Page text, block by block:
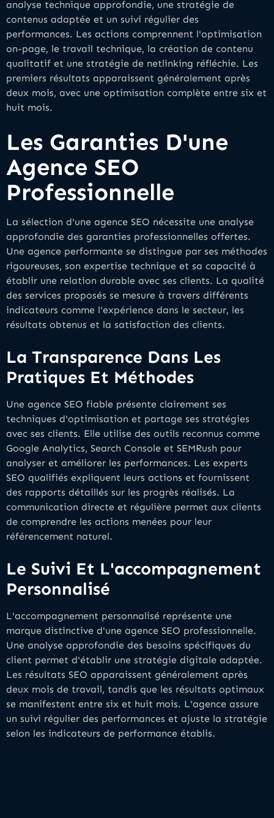
analyse technique approfondie, une stratégie de
contenus adaptée et un suivi régulier des
performances. Les actions comprennent l'optimisation
on-page, le travail technique, la création de contenu
qualitatif et une stratégie de netlinking réfléchie. Les
premiers résultats apparaissent généralement après
deux mois, avec une optimisation complète entre six et
huit mois.
Les Garanties D'une
Agence SEO
Professionnelle
La sélection d'une agence SEO nécessite une analyse
approfondie des garanties professionnelles offertes.
Une agence performante se distingue par ses méthodes
rigoureuses, son expertise technique et sa capacité à
établir une relation durable avec ses clients. La qualité
des services proposés se mesure à travers différents
indicateurs comme l'expérience dans le secteur, les
résultats obtenus et la satisfaction des clients.
La Transparence Dans Les
Pratiques Et Méthodes
Une agence SEO fiable présente clairement ses
techniques d'optimisation et partage ses stratégies
avec ses clients. Elle utilise des outils reconnus comme
Google Analytics, Search Console et SEMRush pour
analyser et améliorer les performances. Les experts
SEO qualifiés expliquent leurs actions et fournissent
des rapports détaillés sur les progrès réalisés. La
communication directe et régulière permet aux clients
de comprendre les actions menées pour leur
référencement naturel.
Le Suivi Et L'accompagnement
Personnalisé
L'accompagnement personnalisé représente une
marque distinctive d'une agence SEO professionnelle.
Une analyse approfondie des besoins spécifiques du
client permet d'établir une stratégie digitale adaptée.
Les résultats SEO apparaissent généralement après
deux mois de travail, tandis que les résultats optimaux
se manifestent entre six et huit mois. L'agence assure
un suivi régulier des performances et ajuste la stratégie
selon les indicateurs de performance établis.